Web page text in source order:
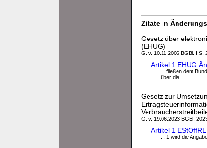
Zitate in
Gesetz über
(EHUG)
G. v. 10.11.2006 BGBl. I S.
Artikel 1 EHUG
... fließen dem
über die ...
Gesetz zur
G. v. 19.06.2023 BGBl.
Artikel 1
... 1 wird die